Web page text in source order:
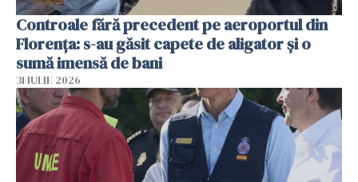
Controale fără precedent pe aeroportul din
Florența: s-au găsit capete de aligator și o
sumă imensă de bani
31 IULIE 2026